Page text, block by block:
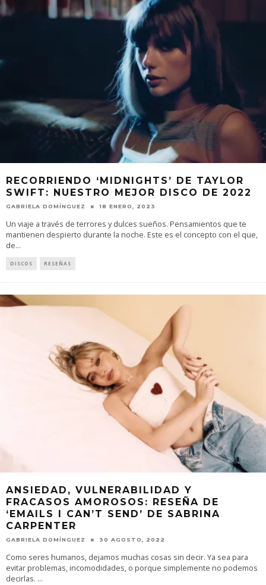
RECORRIENDO ‘MIDNIGHTS’ DE TAYLOR
SWIFT: NUESTRO MEJOR DISCO DE 2022
GABRIELA DOMÍNGUEZ 18 ENERO, 2023
Un viaje a través de terrores y dulces sueños. Pensamientos que te
mantienen despierto durante la noche. Este es el concepto con el que,
de...
DISCOS RESEÑAS
ANSIEDAD, VULNERABILIDAD Y
FRACASOS AMOROSOS: RESEÑA DE
‘EMAILS I CAN’T SEND’ DE SABRINA
CARPENTER
GABRIELA DOMÍNGUEZ 30 AGOSTO, 2022
Como seres humanos, dejamos muchas cosas sin decir. Ya sea para
evitar problemas, incomodidades, o porque simplemente no podemos
decirlas. ...